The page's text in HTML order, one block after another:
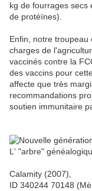
kg de fourrages secs
de protéïnes).
Enfin, notre
charges de
vaccinés contre la
des vaccins pour
affecte que très
recommandations
soutien immunitaire
L' "arbre"
Calamity (2007),
ID 340244 70148